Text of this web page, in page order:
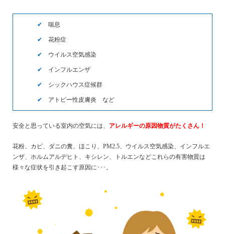
✔ 喘息
✔ 花粉症
✔ ウイルス空気感染
✔ インフルエンザ
✔ シックハウス症候群
✔ アトピー性皮膚炎 など
安全と思っている室内の空気には、 アレルギーの原因物質がたくさん！
花粉、カビ、ダニの糞、ほこり、PM2.5、ウイルス空気感染、インフルエ
ンザ、ホルムアルデヒト、キシレン、トルエンなどこれらの有害物質は
様々な症状を引き起こす原因に･･･。